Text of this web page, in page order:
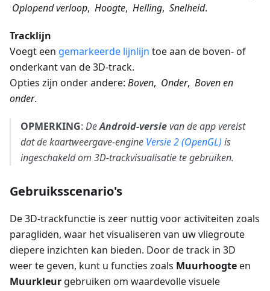
Oplopend verloop, Hoogte, Helling, Snelheid.
Tracklijn
Voegt een gemarkeerde lijnlijn toe aan de boven- of
onderkant van de 3D-track.
Opties zijn onder andere: Boven, Onder, Boven en
onder.
OPMERKING: DeAndroid-versievan de app vereist
dat de kaartweergave-engine Versie 2 (OpenGL) is
ingeschakeld om 3D-trackvisualisatie te gebruiken.
Gebruiksscenario's
De 3D-trackfunctie is zeer nuttig voor activiteiten zoals
paragliden, waar het visualiseren van uw vliegroute
diepere inzichten kan bieden. Door de track in 3D
weer te geven, kunt u functies zoals Muurhoogteen
Muurkleur gebruiken om waardevolle visuele